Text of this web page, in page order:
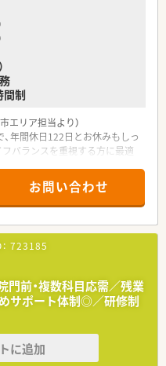
制
エリア担当より）
年間休日122日とお休みもしっ
バランスを重視する方に最適
＊
好立地にあり、公共交通機関
やすい薬局です。
から複数科目を応需しており、
深く学べる環境です。
い人員体制を整備しているた
の業務に取り組めます。
とした健康の総合商社として、
支援している大手法人です。
けとして取り組み、豊富な対
お問い合わせ
723185
門前・複数科目応需／残業
サポート体制◎／研修制
に追加